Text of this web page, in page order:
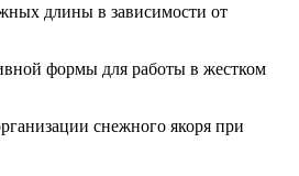
длины в зависимости от
формы для работы в жестком
снежного якоря при